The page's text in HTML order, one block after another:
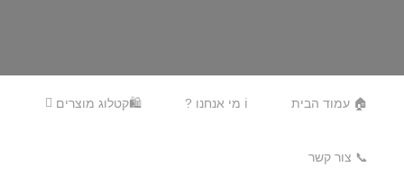
Menu🏠 עמוד הבית
ℹ️ מי אנחנו ? 🛍️קטלוג מוצרים
📞 צור קשר